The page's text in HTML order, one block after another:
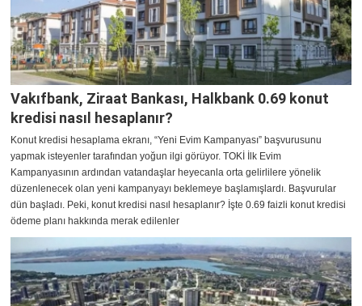
Vakıfbank, Ziraat Bankası, Halkbank 0.69 konut
kredisi nasıl hesaplanır?
Konut kredisi hesaplama ekranı, “Yeni Evim Kampanyası” başvurusunu
yapmak isteyenler tarafından yoğun ilgi görüyor. TOKİ İlk Evim
Kampanyasının ardından vatandaşlar heyecanla orta gelirlilere yönelik
düzenlenecek olan yeni kampanyayı beklemeye başlamışlardı. Başvurular
dün başladı. Peki, konut kredisi nasıl hesaplanır? İşte 0.69 faizli konut kredisi
ödeme planı hakkında merak edilenler